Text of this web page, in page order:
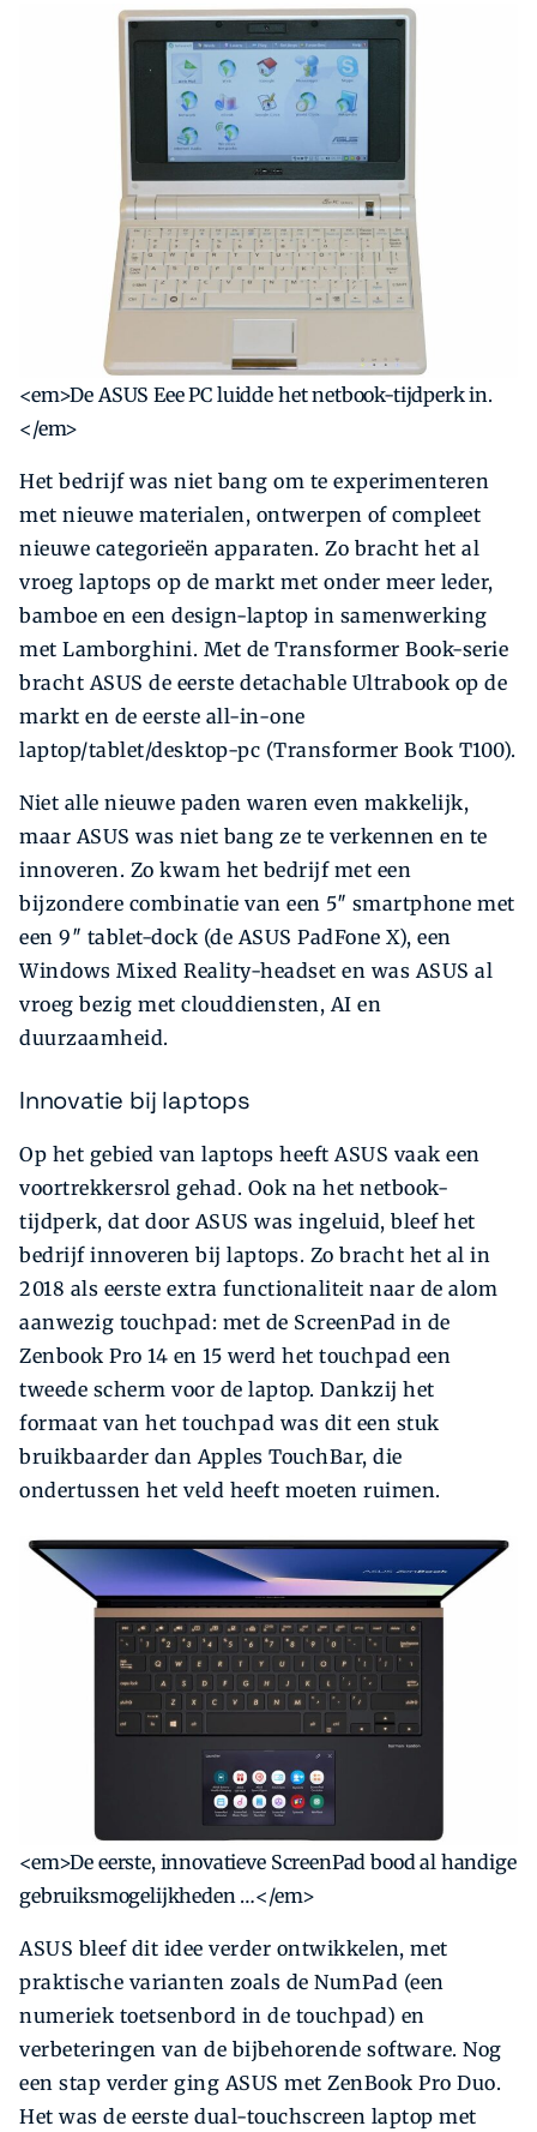
<em>De ASUS Eee PC luidde het netbook-tijdperk in.
</em>
Het bedrijf was niet bang om te experimenteren
met nieuwe materialen, ontwerpen of compleet
nieuwe categorieën apparaten. Zo bracht het al
vroeg laptops op de markt met onder meer leder,
bamboe en een design-laptop in samenwerking
met Lamborghini. Met de Transformer Book-serie
bracht ASUS de eerste detachable Ultrabook op de
markt en de eerste all-in-one
laptop/tablet/desktop-pc (Transformer Book T100).
Niet alle nieuwe paden waren even makkelijk,
maar ASUS was niet bang ze te verkennen en te
innoveren. Zo kwam het bedrijf met een
bijzondere combinatie van een 5″ smartphone met
een 9″ tablet-dock (de ASUS PadFone X), een
Windows Mixed Reality-headset en was ASUS al
vroeg bezig met clouddiensten, AI en
duurzaamheid.
Innovatie bij laptops
Op het gebied van laptops heeft ASUS vaak een
voortrekkersrol gehad. Ook na het netbook-
tijdperk, dat door ASUS was ingeluid, bleef het
bedrijf innoveren bij laptops. Zo bracht het al in
2018 als eerste extra functionaliteit naar de alom
aanwezig touchpad: met de ScreenPad in de
Zenbook Pro 14 en 15 werd het touchpad een
tweede scherm voor de laptop. Dankzij het
formaat van het touchpad was dit een stuk
bruikbaarder dan Apples TouchBar, die
ondertussen het veld heeft moeten ruimen.
<em>De eerste, innovatieve ScreenPad bood al handige
gebruiksmogelijkheden …</em>
ASUS bleef dit idee verder ontwikkelen, met
praktische varianten zoals de NumPad (een
numeriek toetsenbord in de touchpad) en
verbeteringen van de bijbehorende software. Nog
een stap verder ging ASUS met ZenBook Pro Duo.
Het was de eerste dual-touchscreen laptop met